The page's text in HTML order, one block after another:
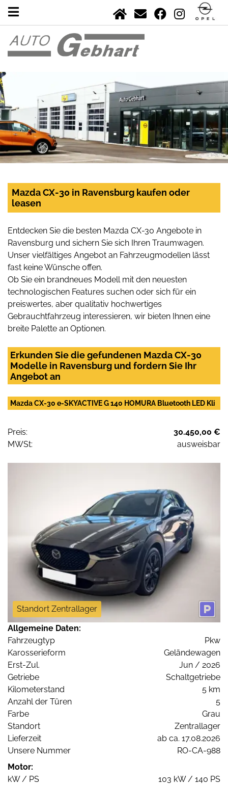
Mazda CX-30 in Ravensburg kaufen oder
leasen
Entdecken Sie die besten Mazda CX-30 Angebote in
Ravensburg und sichern Sie sich Ihren Traumwagen.
Unser vielfältiges Angebot an Fahrzeugmodellen lässt
fast keine Wünsche offen.
Ob Sie ein brandneues Modell mit den neuesten
technologischen Features suchen oder sich für ein
preiswertes, aber qualitativ hochwertiges
Gebrauchtfahrzeug interessieren, wir bieten Ihnen eine
breite Palette an Optionen.
Erkunden Sie die gefundenen Mazda CX-30
Modelle in Ravensburg und fordern Sie Ihr
Angebot an
Mazda CX-30 e-SKYACTIVE G 140 HOMURA Bluetooth LED Kli
Preis:
30.450,00 €
MWSt:
ausweisbar
Standort Zentrallager
Allgemeine Daten:
Fahrzeugtyp
Pkw
Karosserieform
Geländewagen
Erst-Zul.
Jun / 2026
Getriebe
Schaltgetriebe
Kilometerstand
5 km
Anzahl der Türen
5
Farbe
Grau
Standort
Zentrallager
Lieferzeit
ab ca. 17.08.2026
Unsere Nummer
RO-CA-988
Motor:
kW / PS
103 kW / 140 PS